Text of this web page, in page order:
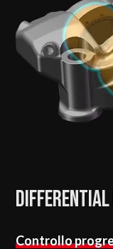
Differential
Controllo